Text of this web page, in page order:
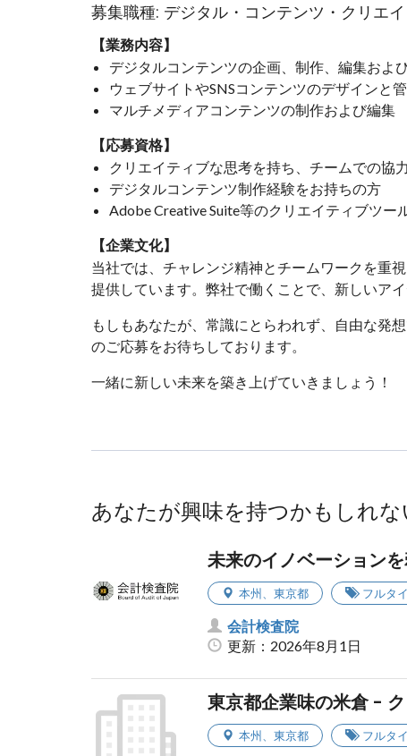
募集職種: デジタル・コンテンツ・クリエ
【業務内容】
デジタルコンテンツの企画、制作、編集およ
ウェブサイトやSNSコンテンツのデザインと
マルチメディアコンテンツの制作および編集
【応募資格】
クリエイティブな思考を持ち、チームでの協
デジタルコンテンツ制作経験をお持ちの方
Adobe Creative Suite等のクリエイティブツー
【企業文化】
当社では、チャレンジ精神とチームワークを重
提供しています。弊社で働くことで、新しいア
もしもあなたが、常識にとらわれず、自由な発
のご応募をお待ちしております。
一緒に新しい未来を築き上げていきましょう！
あなたが興味を持つかもしれ
未来のイノベーション
本州、 東京都 フルタ
会計検査院
更新：2026年8月1日
東京都企業味の米倉 -
本州、 東京都 フルタ